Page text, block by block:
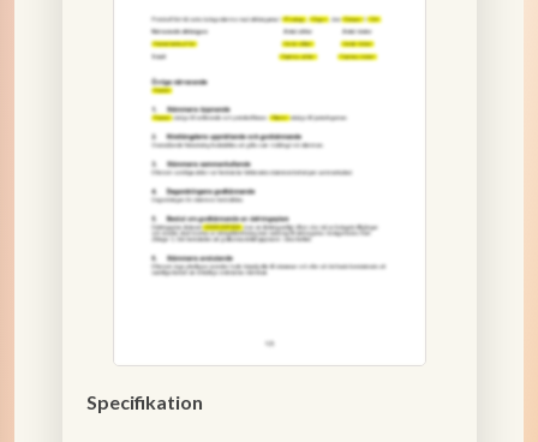
Specifikation